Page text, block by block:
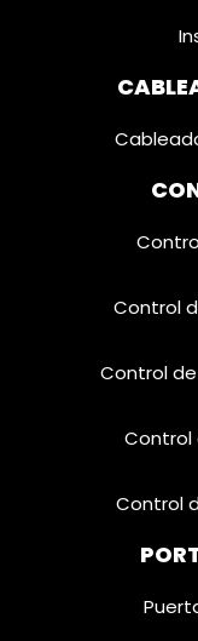
Control
Control
Control
Control